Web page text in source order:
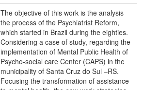
The objective of this work is the analysis
the process of the Psychiatrist Reform,
which started in Brazil during the eighties.
Considering a case of study, regarding the
implementation of Mental Public Health of
Psycho-social care Center (CAPS) in the
municipality of Santa Cruz do Sul –RS.
Focusing the transformation of assistance